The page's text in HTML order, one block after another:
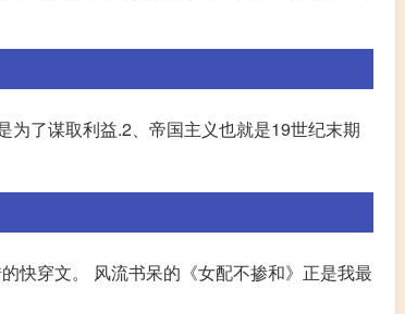
为了谋取利益.2、帝国主义也就是19世纪末期
快穿文。 风流书呆的《女配不掺和》正是我最